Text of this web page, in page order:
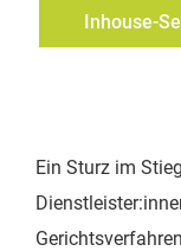
Inhouse-
Ein Sturz im